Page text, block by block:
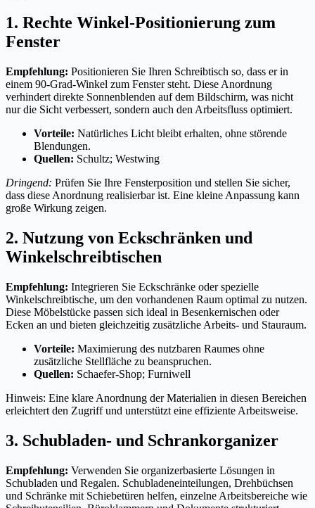
1. Rechte Winkel-Positionierung zum
Fenster
Empfehlung: Positionieren Sie Ihren Schreibtisch so, dass er in
einem 90-Grad-Winkel zum Fenster steht. Diese Anordnung
verhindert direkte Sonnenblenden auf dem Bildschirm, was nicht
nur die Sicht verbessert, sondern auch den Arbeitsfluss optimiert.
Vorteile: Natürliches Licht bleibt erhalten, ohne störende
Blendungen.
Quellen: Schultz; Westwing
Dringend: Prüfen Sie Ihre Fensterposition und stellen Sie sicher,
dass diese Anordnung realisierbar ist. Eine kleine Anpassung kann
große Wirkung zeigen.
2. Nutzung von Eckschränken und
Winkelschreibtischen
Empfehlung: Integrieren Sie Eckschränke oder spezielle
Winkelschreibtische, um den vorhandenen Raum optimal zu nutzen.
Diese Möbelstücke passen sich ideal in Besenkernischen oder
Ecken an und bieten gleichzeitig zusätzliche Arbeits- und Stauraum.
Vorteile: Maximierung des nutzbaren Raumes ohne
zusätzliche Stellfläche zu beanspruchen.
Quellen: Schaefer-Shop; Furniwell
Hinweis: Eine klare Anordnung der Materialien in diesen Bereichen
erleichtert den Zugriff und unterstützt eine effiziente Arbeitsweise.
3. Schubladen- und Schrankorganizer
Empfehlung: Verwenden Sie organizerbasierte Lösungen in
Schubladen und Regalen. Schubladeneinteilungen, Drehbüchsen
und Schränke mit Schiebetüren helfen, einzelne Arbeitsbereiche wie